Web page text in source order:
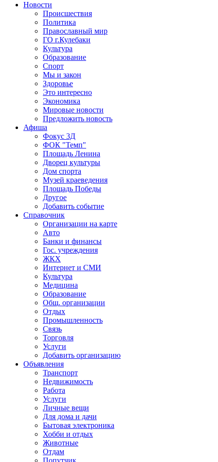
Новости
Происшествия
Политика
Православный мир
ГО г.Кулебаки
Культура
Образование
Спорт
Мы и закон
Здоровье
Это интересно
Экономика
Мировые новости
Предложить новость
Афиша
Фокус 3Д
ФОК "Темп"
Площадь Ленина
Дворец культуры
Дом спорта
Музей краеведения
Площадь Победы
Другое
Добавить событие
Справочник
Организации на карте
Авто
Банки и финансы
Гос. учреждения
ЖКХ
Интернет и СМИ
Культура
Медицина
Образование
Общ. организации
Отдых
Промышленность
Связь
Торговля
Услуги
Добавить организацию
Объявления
Транспорт
Недвижимость
Работа
Услуги
Личные вещи
Для дома и дачи
Бытовая электроника
Хобби и отдых
Животные
Отдам